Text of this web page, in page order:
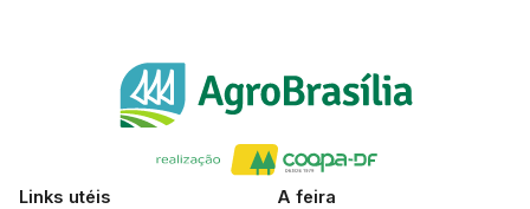
Links utéis A feira